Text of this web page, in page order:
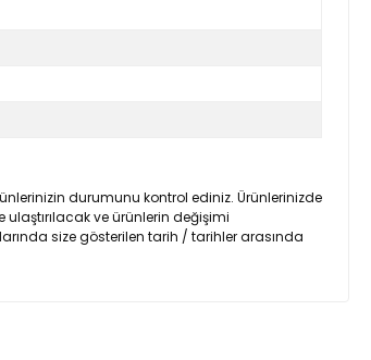
durumunu kontrol ediniz. Ürünlerinizde
ve ürünlerin değişimi
size gösterilen tarih / tarihler arasında